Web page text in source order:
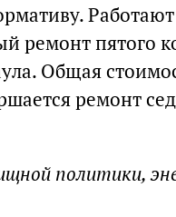
ремонт пятого
Общая
ремонт
политики,